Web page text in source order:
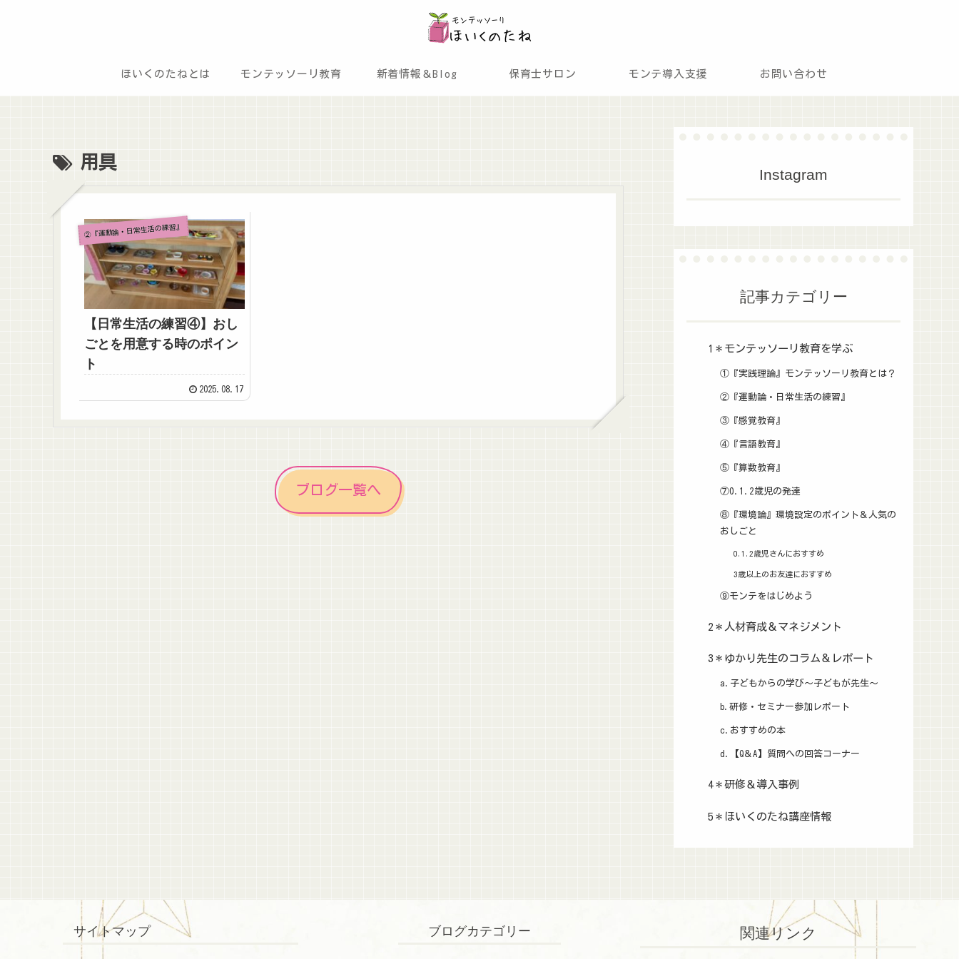
ほいくのたねとは モンテッソーリ教育 新着情報＆Blog 保育士サロン モンテ導入支援 お問い合わせ
用具
②『運動論・日常生活の練習』
【日常生活の練習④】おし
ごとを用意する時のポイン
ト
2025.08.17
ブログ一覧へ
Instagram
記事カテゴリー
1＊モンテッソーリ教育を学ぶ
①『実践理論』モンテッソーリ教育とは？
②『運動論・日常生活の練習』
③『感覚教育』
④『言語教育』
⑤『算数教育』
⑦0.1.2歳児の発達
⑧『環境論』環境設定のポイント＆人気の
おしごと
0.1.2歳児さんにおすすめ
3歳以上のお友達におすすめ
⑨モンテをはじめよう
2＊人材育成＆マネジメント
3＊ゆかり先生のコラム＆レポート
a.子どもからの学び～子どもが先生～
b.研修・セミナー参加レポート
c.おすすめの本
d.【Q＆A】質問への回答コーナー
4＊研修＆導入事例
5＊ほいくのたね講座情報
サイトマップ ブログカテゴリー 関連リンク